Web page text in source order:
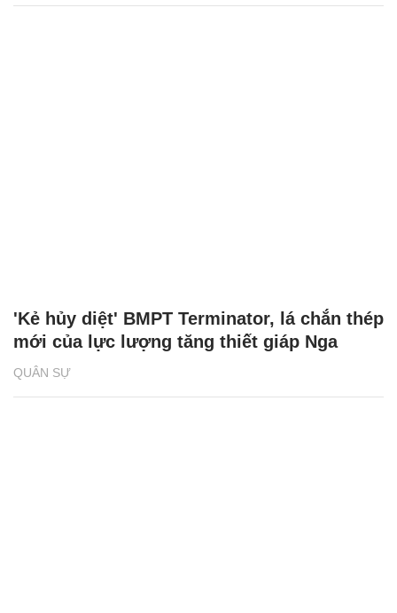
QUÂN SỰ
'Kẻ hủy diệt' BMPT Terminator, lá chắn thép
mới của lực lượng tăng thiết giáp Nga